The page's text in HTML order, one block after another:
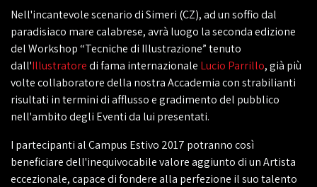
Nell'incantevole scenario di Simeri (CZ), ad un soffio dal
paradisiaco mare calabrese, avrà luogo la seconda edizione
del Workshop “Tecniche di Illustrazione” tenuto
dall'Illustratoredi fama internazionale Lucio Parrillo, già più
volte collaboratore della nostra Accademia con strabilianti
risultati in termini di afflusso e gradimento del pubblico
nell'ambito degli Eventi da lui presentati.
I partecipanti al Campus Estivo 2017 potranno così
beneficiare dell'inequivocabile valore aggiunto di un Artista
eccezionale, capace di fondere alla perfezione il suo talento